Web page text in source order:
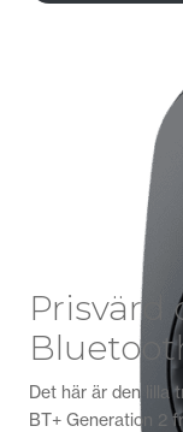
Prisvärd
Det här är den lilla
BT+ Generation 2